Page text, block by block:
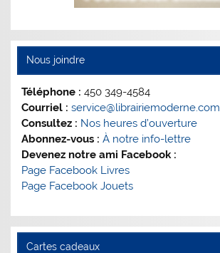
Nous joindre
Téléphone : 450 349-4584
Courriel : service@librairiemoderne.com
Consultez : Nos heures d’ouverture
Abonnez-vous : À notre info-lettre
Devenez notre ami Facebook :
Page Facebook Livres
Page Facebook Jouets
Cartes cadeaux